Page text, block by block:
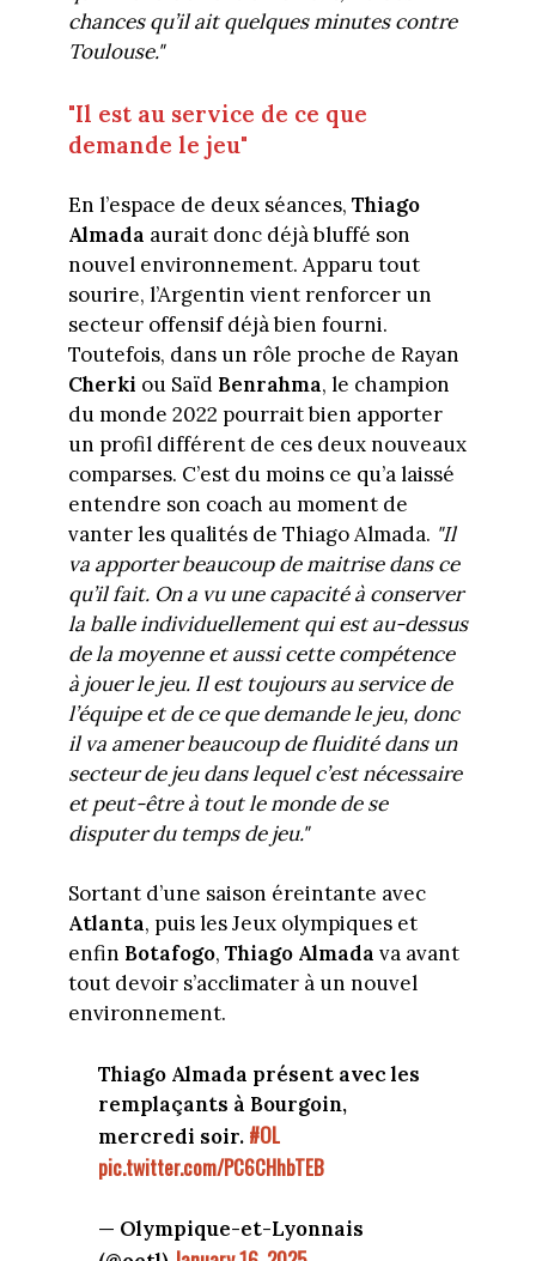
chances qu’il ait quelques minutes contre
Toulouse."
"Il est au service de ce que
demande le jeu"
En l’espace de deux séances, Thiago
Almada aurait donc déjà bluffé son
nouvel environnement. Apparu tout
sourire, l’Argentin vient renforcer un
secteur offensif déjà bien fourni.
Toutefois, dans un rôle proche de Rayan
Cherki ou Saïd Benrahma, le champion
du monde 2022 pourrait bien apporter
un profil différent de ces deux nouveaux
comparses. C’est du moins ce qu’a laissé
entendre son coach au moment de
vanter les qualités de Thiago Almada. "Il
va apporter beaucoup de maitrise dans ce
qu’il fait. On a vu une capacité à conserver
la balle individuellement qui est au-dessus
de la moyenne et aussi cette compétence
à jouer le jeu. Il est toujours au service de
l’équipe et de ce que demande le jeu, donc
il va amener beaucoup de fluidité dans un
secteur de jeu dans lequel c’est nécessaire
et peut-être à tout le monde de se
disputer du temps de jeu."
Sortant d’une saison éreintante avec
Atlanta, puis les Jeux olympiques et
enfin Botafogo, Thiago Almada va avant
tout devoir s’acclimater à un nouvel
environnement.
Thiago Almada présent avec les
remplaçants à Bourgoin,
mercredi soir. #OL
pic.twitter.com/PC6CHhbTEB
— Olympique-et-Lyonnais